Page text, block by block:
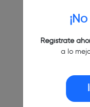
Regístrate
a lo